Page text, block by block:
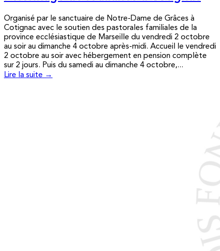
Organisé par le sanctuaire de Notre-Dame de Grâces à
Cotignac avec le soutien des pastorales familiales de la
province ecclésiastique de Marseille du vendredi 2 octobre
au soir au dimanche 4 octobre après-midi. Accueil le vendredi
2 octobre au soir avec hébergement en pension complète
sur 2 jours. Puis du samedi au dimanche 4 octobre,...
Lire la suite →